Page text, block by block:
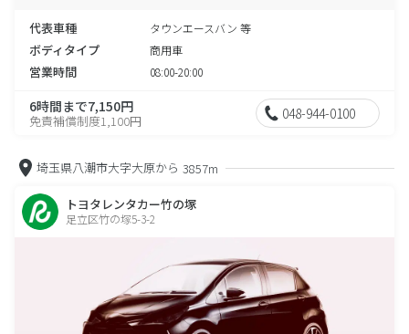
代表車種 タウンエースバン 等
ボディタイプ 商用車
営業時間 08:00-20:00
6時間まで7,150円
免責補償制度1,100円 048-944-0100
埼玉県八潮市大字大原から 3857m
トヨタレンタカー竹の塚
足立区竹の塚5-3-2